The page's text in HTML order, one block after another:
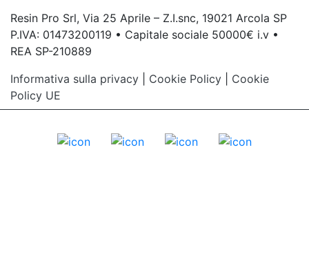
Resin Pro Srl, Via 25 Aprile – Z.I.snc, 19021 Arcola SP
P.IVA: 01473200119 • Capitale sociale 50000€ i.v •
REA SP-210889
Informativa sulla privacy
Cookie Policy
Cookie
Policy UE